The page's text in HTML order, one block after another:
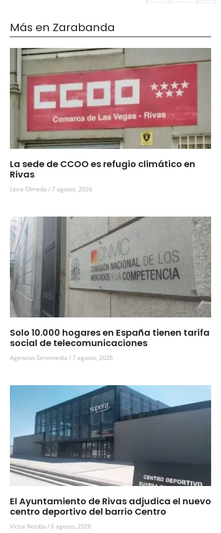
Más en Zarabanda
La sede de CCOO es refugio climático en
Rivas
Leire Olmeda 7 agosto, 2026
Solo 10.000 hogares en España tienen tarifa
social de telecomunicaciones
Agencias Servimedia 7 agosto, 2026
El Ayuntamiento de Rivas adjudica el nuevo
centro deportivo del barrio Centro
Víctor Reloba 6 agosto, 2026